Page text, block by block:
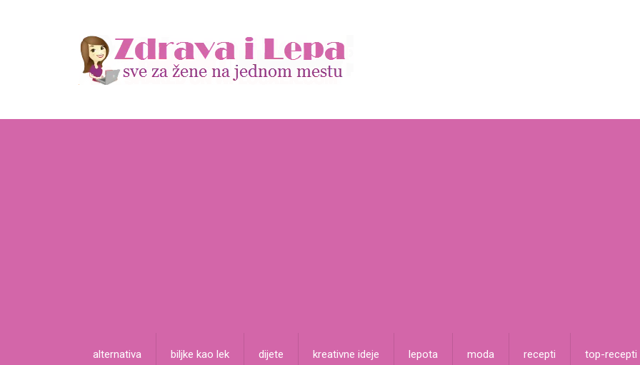
alternativa biljke kao lek dijete kreativne ideje lepota moda recepti top-recepti